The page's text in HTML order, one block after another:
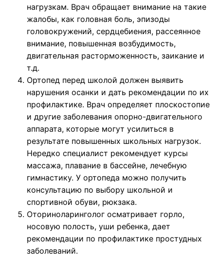
нагрузкам. Врач обращает внимание на такие
жалобы, как головная боль, эпизоды
головокружений, сердцебиения, рассеянное
внимание, повышенная возбудимость,
двигательная расторможенность, заикание и
т.д.
Ортопед перед школой должен выявить
нарушения осанки и дать рекомендации по их
профилактике. Врач определяет плоскостопие
и другие заболевания опорно-двигательного
аппарата, которые могут усилиться в
результате повышенных школьных нагрузок.
Нередко специалист рекомендует курсы
массажа, плавание в бассейне, лечебную
гимнастику. У ортопеда можно получить
консультацию по выбору школьной и
спортивной обуви, рюкзака.
Оториноларинголог осматривает горло,
носовую полость, уши ребенка, дает
рекомендации по профилактике простудных
заболеваний.